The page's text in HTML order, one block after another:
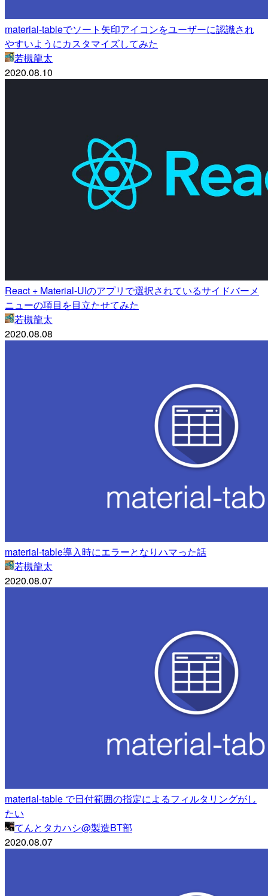
material-tableでソート矢印アイコンをユーザーに認識され
やすいようにカスタマイズしてみた
若槻龍太
2020.08.10
React + Material-UIのアプリで選択されているサイドバーメ
ニューの項目を目立たせてみた
若槻龍太
2020.08.08
material-table導入時にエラーとなりハマった話
若槻龍太
2020.08.07
material-table で日付範囲の指定によるフィルタリングがし
たい
てんとタカハシ@製造BT部
2020.08.07